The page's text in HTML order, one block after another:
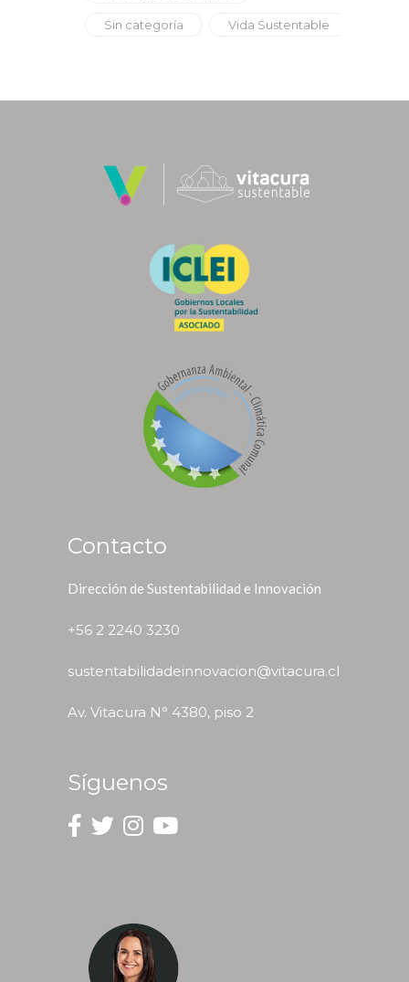
Sin categoría Vida Sustentable
Contacto
Dirección de Sustentabilidad e Innovación
+56 2 2240 3230
sustentabilidadeinnovacion@vitacura.cl
Av. Vitacura N° 4380, piso 2
Síguenos